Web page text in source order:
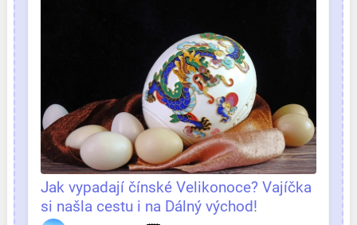
Jak vypadají čínské Velikonoce? Vajíčka
si našla cestu i na Dálný východ!